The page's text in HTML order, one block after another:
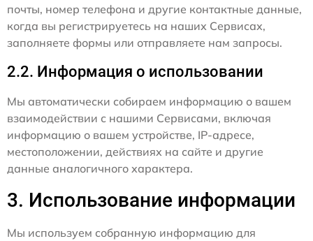
почты, номер телефона и другие контактные данные,
когда вы регистрируетесь на наших Сервисах,
заполняете формы или отправляете нам запросы.
2.2. Информация о использовании
Мы автоматически собираем информацию о вашем
взаимодействии с нашими Сервисами, включая
информацию о вашем устройстве, IP-адресе,
местоположении, действиях на сайте и другие
данные аналогичного характера.
3. Использование информации
Мы используем собранную информацию для